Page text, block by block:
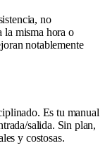
no
la misma hora o
notablemente
Es tu manual
salida. Sin plan,
y costosas.